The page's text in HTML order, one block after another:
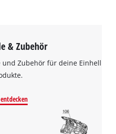
Platform
& Zubehör
und Zubehör für deine Einhell